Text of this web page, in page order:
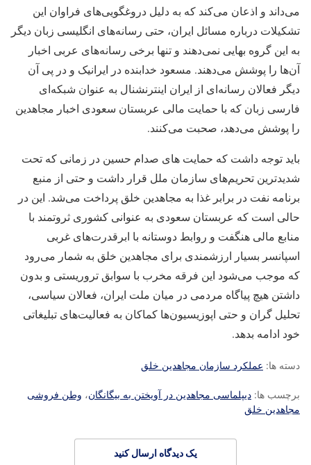
می‌داند و اذعان می‌کند که به دلیل دروغگویی‌های فراوان این
تشکیلات درباره مسائل ایران، حتی رسانه‌های انگلیسی زبان دیگر
به این گروه بهایی نمی‌دهند و تنها برخی رسانه‌های عربی اخبار
آن‌ها را پوشش می‌دهند. مسعود خدابنده در ایرانیک و در پی آن
دیگر فعالان رسانه‌ای از ایران اینترنشنال به عنوان شبکه‌ای
فارسی زبان که با حمایت مالی عربستان سعودی اخبار مجاهدین
را پوشش می‌دهد، صحبت می‌کنند.
باید توجه داشت که حمایت های صدام حسین در زمانی که تحت
شدیدترین تحریم‌های سازمان ملل قرار داشت و حتی از منبع
برنامه نفت در برابر غذا به مجاهدین خلق پرداخت می‌شد. این در
حالی است که عربستان سعودی به عنوانی کشوری ثروتمند با
منابع مالی هنگفت و روابط دوستانه با ابرقدرت‌های غربی
اسپانسر بسیار ارزشمندی برای مجاهدین خلق به شمار می‌رود
که موجب می‌شود این فرقه مخرب با سوابق تروریستی و بدون
داشتن هیچ پیاگاه مردمی در میان ملت ایران، فعالان سیاسی،
تحلیل گران و حتی اپوزیسیون‌ها کماکان به فعالیت‌های تبلیغاتی
خود ادامه بدهد.
دسته ها: عملکرد سازمان مجاهدین خلق
برچسب ها: دیپلماسی مجاهدین در آویختن به بیگانگان، وطن فروشی
مجاهدین خلق
یک دیدگاه ارسال کنید